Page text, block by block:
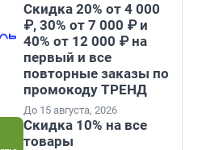
Скидка 20% от 4 000
₽, 30% от 7 000 ₽ и
40% от 12 000 ₽ на
первый и все
повторные заказы по
промокоду ТРЕНД
До 15 августа, 2026
Скидка 10% на все
товары